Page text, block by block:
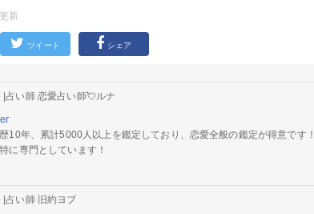
新
ツイート シェア
|占い師 恋愛占い師💘ルナ
10年、累計5000人以上を鑑定しており、恋愛全般の鑑定が得意です
に専門としています！
|占い師 旧約ヨブ